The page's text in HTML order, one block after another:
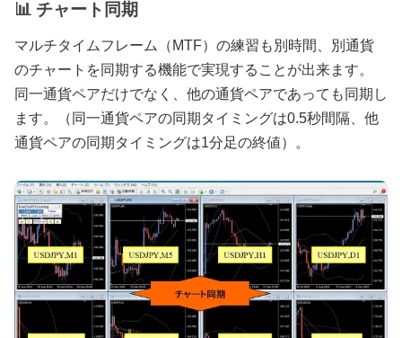
📊 チャート同期
マルチタイムフレーム（MTF）の練習も別時間、別通貨
のチャートを同期する機能で実現することが出来ます。
同一通貨ペアだけでなく、他の通貨ペアであっても同期し
ます。（同一通貨ペアの同期タイミングは0.5秒間隔、他
通貨ペアの同期タイミングは1分足の終値）。